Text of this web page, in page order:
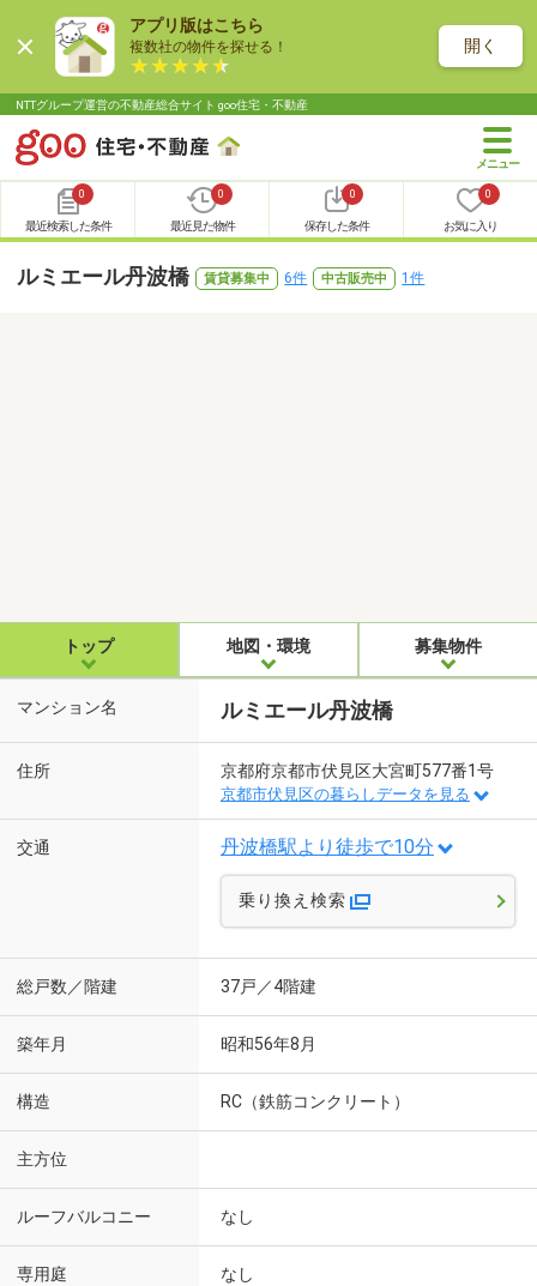
アプリ版はこちら
複数社の物件を探せる！ 開く
NTTグループ運営の不動産総合サイト goo住宅・不動産
0
最近検索した条件
0
最近見た物件
0
保存した条件
0
お気に入り
ルミエール丹波橋 賃貸募集中 6件 中古販売中 1件
トップ 地図・環境 募集物件
マンション名 ルミエール丹波橋
住所 京都府京都市伏見区大宮町577番1号
京都市伏見区の暮らしデータを見る
交通 丹波橋駅より徒歩で10分
乗り換え検索
総戸数／階建 37戸／4階建
築年月 昭和56年8月
構造 RC（鉄筋コンクリート）
主方位
ルーフバルコニー なし
専用庭 なし